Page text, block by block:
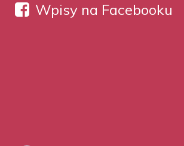
Wpisy na Facebooku